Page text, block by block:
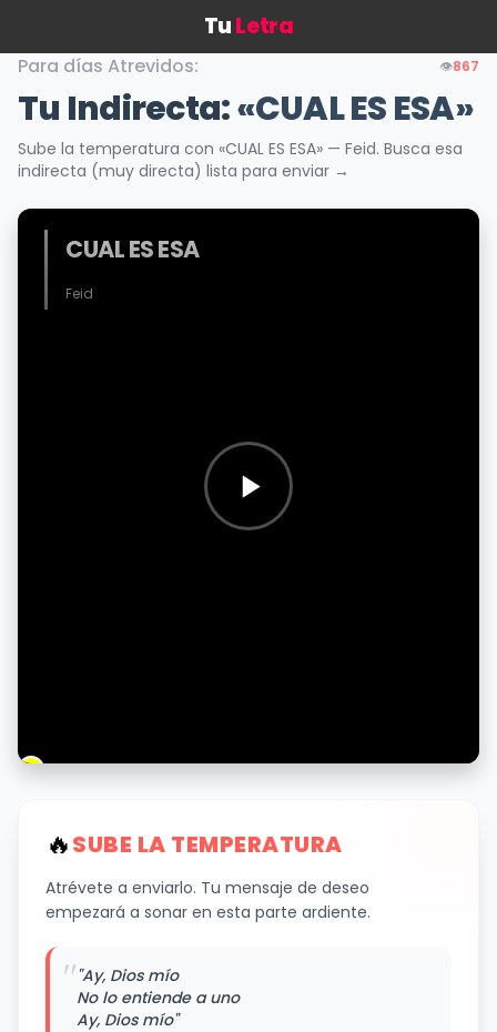
TuLetra
Para días Atrevidos: 👁️867
Tu Indirecta:«CUAL ES ESA»
Sube la temperatura con «CUAL ES ESA» — Feid. Busca esa
indirecta (muy directa) lista para enviar →
CUAL ES ESA
Feid
🔥SUBE LA TEMPERATURA
Atrévete a enviarlo. Tu mensaje de deseo
empezará a sonar en esta parte ardiente.
""Ay, Dios mío
No lo entiende a uno
Ay, Dios mío"